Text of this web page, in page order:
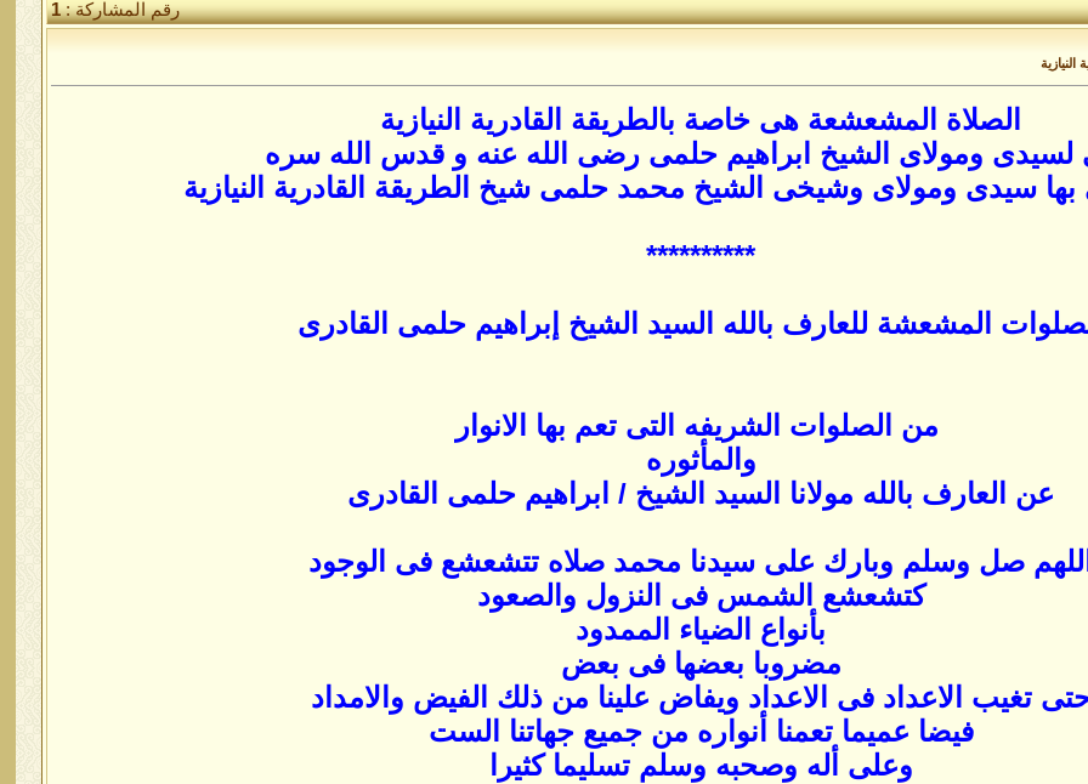
رقم المشاركة :1
الصلاة المشعشعة هى خاصة بالطريقة القادرية النيازية
ومولاى الشيخ ابراهيم حلمى رضى الله عنه و قدس الله سره
بها سيدى ومولاى وشيخى الشيخ محمد حلمى شيخ الطريقة القادرية النيازية
**********
المشعشة للعارف بالله السيد الشيخ إبراهيم حلمى القادرى
‏ من الصلوات الشريفه التى تعم بها الانوار
والمأثوره
عن العارف بالله مولانا السيد الشيخ / ابراهيم حلمى القادرى
صل وسلم وبارك على سيدنا محمد صلاه تتشعشع فى الوجود
كتشعشع الشمس فى النزول والصعود
بأنواع الضياء الممدود
مضروبا بعضها فى بعض
تغيب الاعداد فى الاعداد ويفاض علينا من ذلك الفيض والامداد
فيضا عميما تعمنا أنواره من جميع جهاتنا الست
وعلى أله وصحبه وسلم تسليما كثيرا